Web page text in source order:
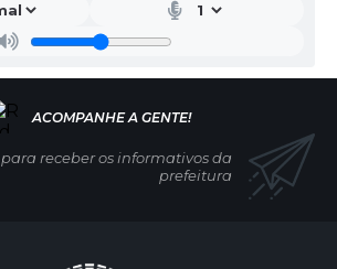
para receber os informativos da
prefeitura